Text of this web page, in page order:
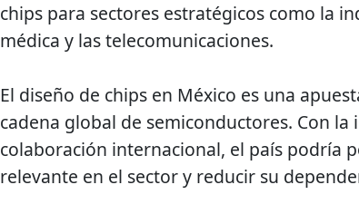
chips para sectores estratégicos como la
médica y las telecomunicaciones.
El diseño de chips en México es una
cadena global de semiconductores. Con la
colaboración internacional, el país podría
relevante en el sector y reducir su